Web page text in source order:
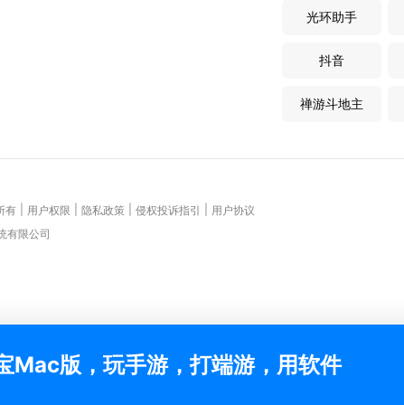
光环助手
抖音
禅游斗地主
有 用户权限 隐私政策 侵权投诉指引
用户协议
有限公司
Mac版，玩手游，打端游，用软件